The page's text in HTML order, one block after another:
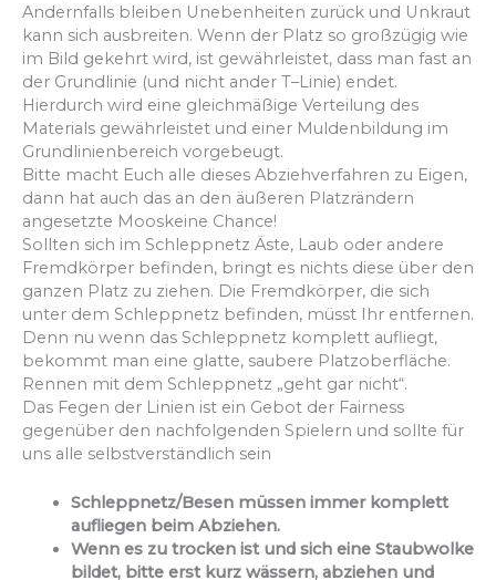
Andernfalls bleiben Unebenheiten zurück und Unkraut
kann sich ausbreiten. Wenn der Platz so großzügig wie
im Bild gekehrt wird, ist gewährleistet, dass man fast an
der Grundlinie (und nicht ander T–Linie) endet.
Hierdurch wird eine gleichmäßige Verteilung des
Materials gewährleistet und einer Muldenbildung im
Grundlinienbereich vorgebeugt.
Bitte macht Euch alle dieses Abziehverfahren zu Eigen,
dann hat auch das an den äußeren Platzrändern
angesetzte Mooskeine Chance!
Sollten sich im Schleppnetz Äste, Laub oder andere
Fremdkörper befinden, bringt es nichts diese über den
ganzen Platz zu ziehen. Die Fremdkörper, die sich
unter dem Schleppnetz befinden, müsst Ihr entfernen.
Denn nu wenn das Schleppnetz komplett aufliegt,
bekommt man eine glatte, saubere Platzoberfläche.
Rennen mit dem Schleppnetz „geht gar nicht“.
Das Fegen der Linien ist ein Gebot der Fairness
gegenüber den nachfolgenden Spielern und sollte für
uns alle selbstverständlich sein
Schleppnetz/Besen müssen immer komplett
aufliegen beim Abziehen.
Wenn es zu trocken ist und sich eine Staubwolke
bildet, bitte erst kurz wässern, abziehen und